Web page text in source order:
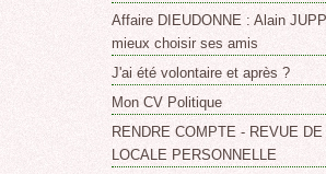
Affaire DIEUDONNE : Alain
mieux choisir ses amis
J'ai été volontaire et après ?
Mon CV Politique
RENDRE COMPTE - REVUE
LOCALE PERSONNELLE